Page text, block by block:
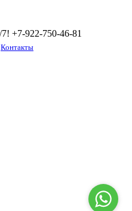
+7-922-750-46-81
Контакты